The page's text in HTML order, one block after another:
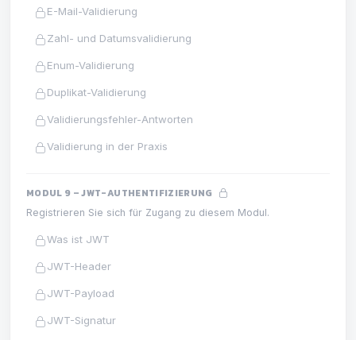
E-Mail-Validierung
Zahl- und Datumsvalidierung
Enum-Validierung
Duplikat-Validierung
Validierungsfehler-Antworten
Validierung in der Praxis
MODUL 9 – JWT-AUTHENTIFIZIERUNG
Registrieren Sie sich für Zugang zu diesem Modul.
Was ist JWT
JWT-Header
JWT-Payload
JWT-Signatur